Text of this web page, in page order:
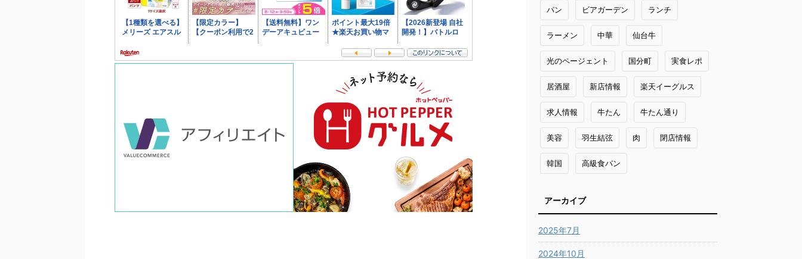
パン ビアガーデン ランチ
ラーメン 中華 仙台牛
光のページェント 国分町 実食レポ
居酒屋 新店情報 楽天イーグルス
求人情報 牛たん 牛たん通り
美容 羽生結弦 肉 閉店情報
韓国 高級食パン
アーカイブ
2025年7月
2024年10月